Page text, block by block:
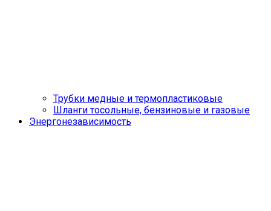
Трубки медные и термопластиковые
Шланги тосольные, бензиновые и газовые
Энергонезависимость